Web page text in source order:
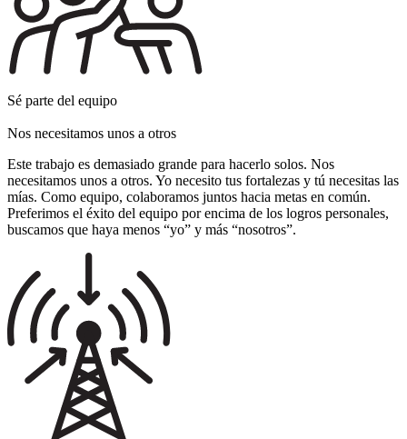
Sé parte del equipo
Nos necesitamos unos a otros
Este trabajo es demasiado grande para hacerlo solos. Nos
necesitamos unos a otros. Yo necesito tus fortalezas y tú necesitas las
mías. Como equipo, colaboramos juntos hacia metas en común.
Preferimos el éxito del equipo por encima de los logros personales,
buscamos que haya menos “yo” y más “nosotros”.